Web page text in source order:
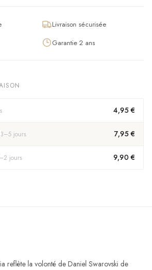
Livraison sécurisée
Garantie 2 ans
4,95 €
3–5 jours 7,95 €
–2 jours 9,90 €
reflète la volonté de Daniel Swarovski de